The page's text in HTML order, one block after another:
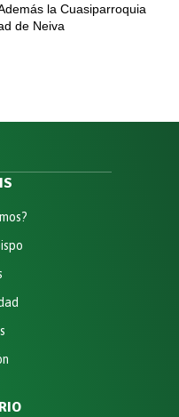
la Cuasiparroquia
de Neiva